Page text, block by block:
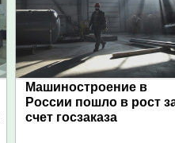
Машиностроение в
России пошло в рост
счет госзаказа